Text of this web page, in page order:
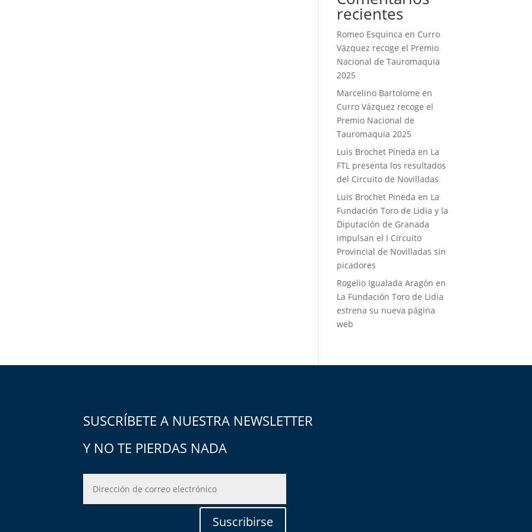
recientes
Romeo Esquinca en Curro
Vázquez recoge el Premio
Nacional de Tauromaquia
2025
Marcelino Bartolome en
Curro Vázquez recoge el
Premio Nacional de
Tauromaquia 2025
Luis Brochet Pineda en La
FTL presenta los resultados
del Circuito de Novilladas
Luis Brochet Pineda en La
Fundación Toro de Lidia y la
Diputación de Granada
impulsan el I Circuito
Provincial de Novilladas sin
picadores
Rogelio Igualada Aragón en
La Fundación Toro de Lidia
estrena su nueva página
web
SUSCRÍBETE A NUESTRA NEWSLETTER
Y NO TE PIERDAS NADA
Suscribirse